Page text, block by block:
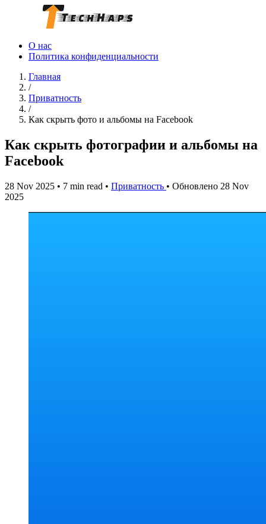
О нас
Политика конфиденциальности
Главная
/
Приватность
/
Как скрыть фото и альбомы на Facebook
Как скрыть фотографии и альбомы на
Facebook
28 Nov 2025 • 7 min read • Приватность • Обновлено 28 Nov
2025